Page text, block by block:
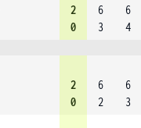
2
0
6
3
6
4
2
0
6
2
6
3